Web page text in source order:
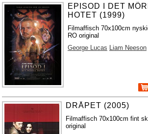
EPISOD I DET
HOTET (1999)
Filmaffisch 70x100cm
RO original
George Lucas Liam Neeson
DRÅPET (2005)
Filmaffisch 70x100cm fint
original